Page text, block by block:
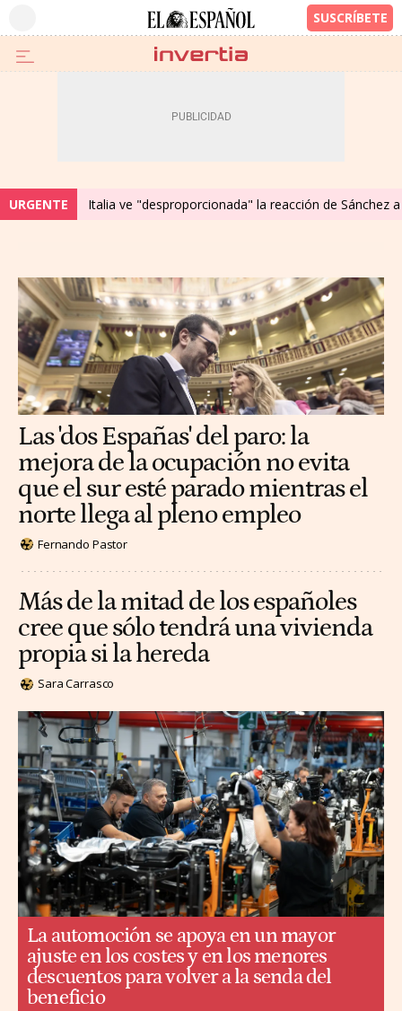
URGENTE Italia ve "desproporcionada" la reacción de Sánchez
Las 'dos Españas' del paro: la
mejora de la ocupación no evita
que el sur esté parado mientras el
norte llega al pleno empleo
Fernando Pastor
Más de la mitad de los españoles
cree que sólo tendrá una vivienda
propia si la hereda
Sara Carrasco
La automoción se apoya en un mayor
ajuste en los costes y en los menores
descuentos para volver a la senda del
beneficio